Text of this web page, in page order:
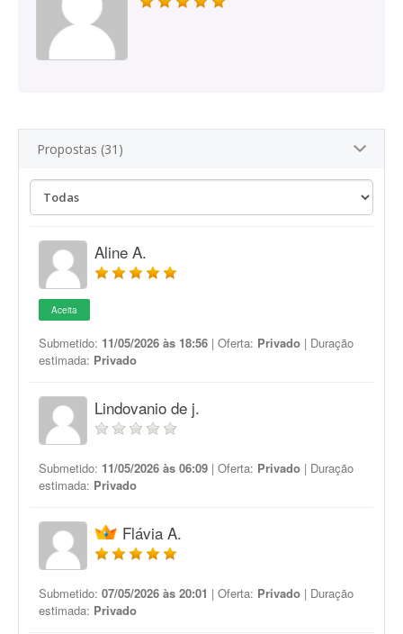
Propostas (31)
Aline A.
Aceita
Submetido: 11/05/2026 às 18:56 | Oferta: Privado | Duração
estimada: Privado
Lindovanio de j.
Submetido: 11/05/2026 às 06:09 | Oferta: Privado | Duração
estimada: Privado
Flávia A.
Submetido: 07/05/2026 às 20:01 | Oferta: Privado | Duração
estimada: Privado